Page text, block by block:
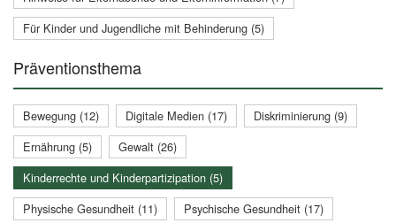
Für Kinder und Jugendliche mit Behinderung (5)
Präventionsthema
Bewegung (12) Digitale Medien (17)
Diskriminierung (9)
Ernährung (5)
Gewalt (26)
Kinderrechte und Kinderpartizipation (5)
Physische Gesundheit (11)
Psychische Gesundheit (17)